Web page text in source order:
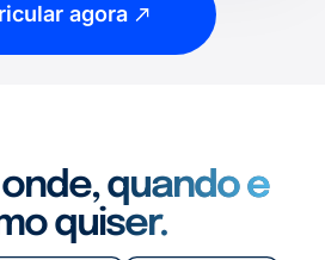
agora
quando e
quiser.